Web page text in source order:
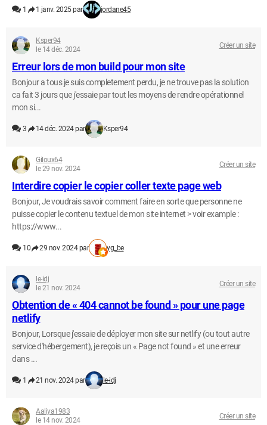
1 1 janv. 2025 par jordane45
Ksper94
le 14 déc. 2024
Créer un site
Erreur lors de mon build pour mon site
Bonjour a tous je suis completement perdu, je ne trouve pas la solution
ca fait 3 jours que j'essaie par tout les moyens de rendre opérationnel
mon si...
3 14 déc. 2024 par Ksper94
Giloux64
le 29 nov. 2024
Créer un site
Interdire copier le copier coller texte page web
Bonjour, Je voudrais savoir comment faire en sorte que personne ne
puisse copier le contenu textuel de mon site internet > voir example :
https://www...
10 29 nov. 2024 par yg_be
le-idj
le 21 nov. 2024
Créer un site
Obtention de « 404 cannot be found » pour une page
netlify
Bonjour, Lorsque j'essaie de déployer mon site sur netlify (ou tout autre
service d'hébergement), je reçois un « Page not found » et une erreur
dans ...
1 21 nov. 2024 par le-idj
Aaliya1983
le 14 nov. 2024
Créer un site